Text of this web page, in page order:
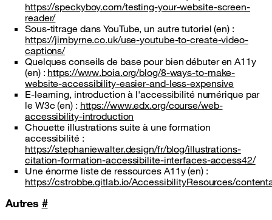
https://speckyboy.com/testing-your-website-screen-
reader/
Sous-titrage dans YouTube, un autre tutoriel (en) :
https://jimbyrne.co.uk/use-youtube-to-create-video-
captions/
Quelques conseils de base pour bien débuter en A11y
(en) : https://www.boia.org/blog/8-ways-to-make-
website-accessibility-easier-and-less-expensive
E-learning, introduction à l'accessibilité numérique par
le W3c (en) : https://www.edx.org/course/web-
accessibility-introduction
Chouette illustrations suite à une formation
accessibilité :
https://stephaniewalter.design/fr/blog/illustrations-
citation-formation-accessibilite-interfaces-access42/
Une énorme liste de ressources A11y (en) :
https://cstrobbe.gitlab.io/AccessibilityResources/
Autres #